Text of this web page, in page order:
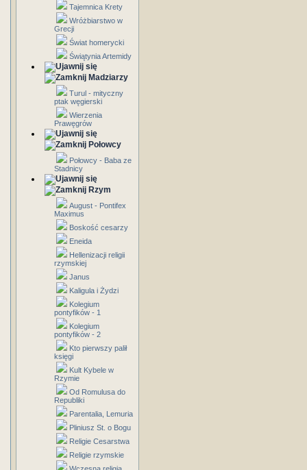
Tajemnica Krety
Wróżbiarstwo w
Grecji
Świat homerycki
Świątynia Artemidy
Madziarzy
Turul - mityczny
ptak węgierski
Wierzenia
Prawęgrów
Połowcy
Połowcy - Baba ze
Stadnicy
Rzym
August - Pontifex
Maximus
Boskość cesarzy
Eneida
Hellenizacji religii
rzymskiej
Janus
Kaligula i Żydzi
Kolegium
pontyfików - 1
Kolegium
pontyfików - 2
Kto pierwszy palił
księgi
Kult Kybele w
Rzymie
Od Romulusa do
Republiki
Parentalia, Lemuria
Pliniusz St. o Bogu
Religie Cesarstwa
Religie rzymskie